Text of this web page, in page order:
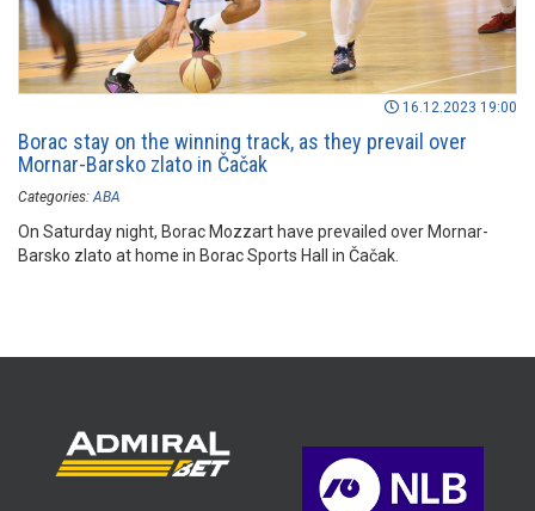
16.12.2023 19:00
Borac stay on the winning track, as they prevail over
Mornar-Barsko zlato in Čačak
Categories: ABA
On Saturday night, Borac Mozzart have prevailed over Mornar-
Barsko zlato at home in Borac Sports Hall in Čačak.